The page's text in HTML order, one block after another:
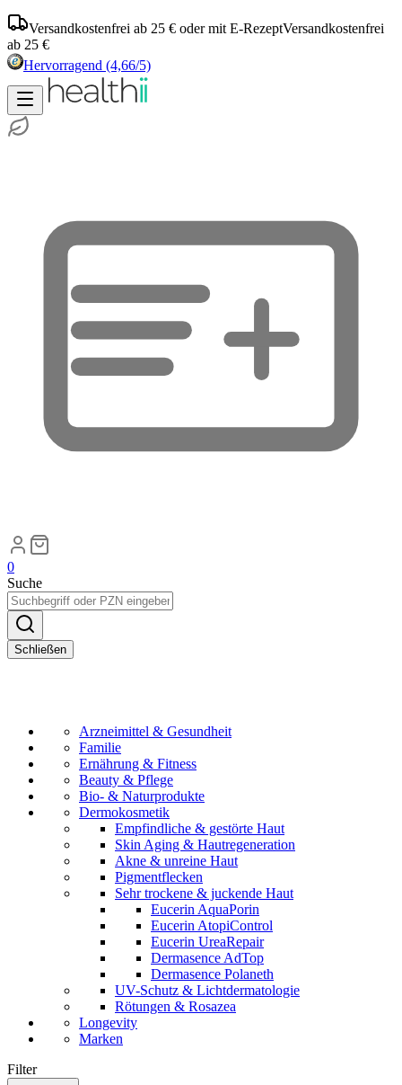
Versandkostenfrei ab 25 € oder mit E-RezeptVersandkostenfrei
ab 25 €
Hervorragend (4,66/5)
0
Suche
Schließen
Arzneimittel & Gesundheit
Familie
Ernährung & Fitness
Beauty & Pflege
Bio- & Naturprodukte
Dermokosmetik
Empfindliche & gestörte Haut
Skin Aging & Hautregeneration
Akne & unreine Haut
Pigmentflecken
Sehr trockene & juckende Haut
Eucerin AquaPorin
Eucerin AtopiControl
Eucerin UreaRepair
Dermasence AdTop
Dermasence Polaneth
UV-Schutz & Lichtdermatologie
Rötungen & Rosazea
Longevity
Marken
Filter